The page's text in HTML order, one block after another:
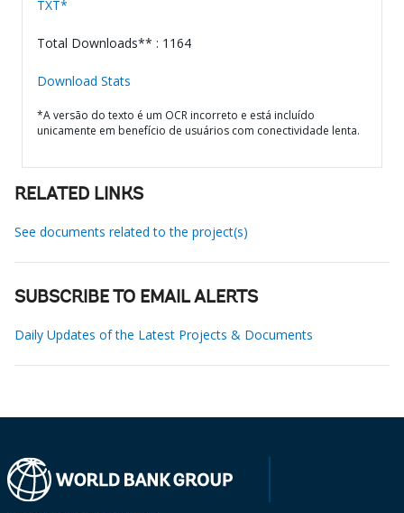
TXT*
Total Downloads** : 1164
Download Stats
*A versão do texto é um OCR incorreto e está incluído
unicamente em benefício de usuários com conectividade lenta.
RELATED LINKS
See documents related to the project(s)
SUBSCRIBE TO EMAIL ALERTS
Daily Updates of the Latest Projects & Documents